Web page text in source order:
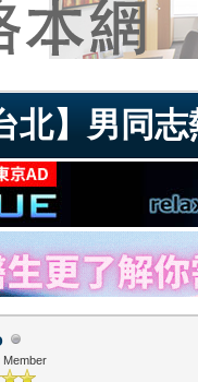
北】男同
Member